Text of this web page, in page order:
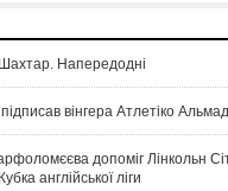
Напередодні
вінгера Атлетіко
допоміг Лінкольн
англійської ліги